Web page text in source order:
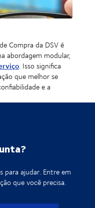
Compra da DSV é
abordagem modular,
. Isso significa
que melhor se
e a
para ajudar. Entre em
que você precisa.